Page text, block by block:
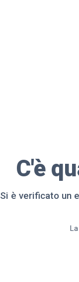
C'è
Si è verificato un